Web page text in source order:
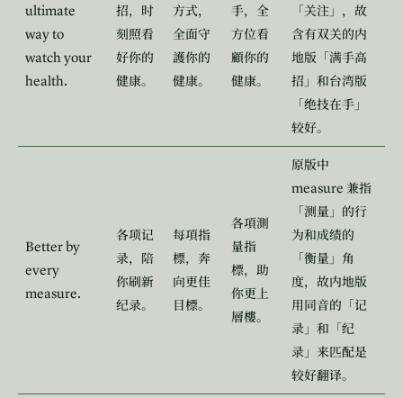
ultimate
way to
watch your
health.
招，时
刻照看
好你的
健康。
方式，
全面守
護你的
健康。
手，全
方位看
顧你的
健康。
「关注」，故
含有双关的内
地版「满手高
招」和台湾版
「绝技在手」
较好。
Better by
every
measure.
各项记
录，陪
你刷新
纪录。
每項指
標，奔
向更佳
目標。
各項測
量指
標，助
你更上
層樓。
原版中
measure 兼指
「测量」的行
为和成绩的
「衡量」角
度，故内地版
用同音的「记
录」和「纪
录」来匹配是
较好翻译。